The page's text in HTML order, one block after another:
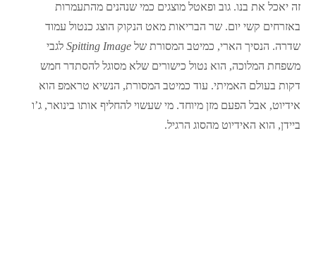
זה יאכל את בנו. גוב ופאטל מוצגים כמי שנהנים מהתעמרות
באזרחים קשי יום. שר הבריאות מאט הנקוק הוצג כנטול עמוד
שדרה. הנסיך הארי, כמיטב המסורת שלSpitting Image לגבי
משפחת המלוכה, הוא נטול כישורים שלא מסוגל להסתדר חמש
דקות בעולם האמיתי. עוד כמיטב המסורת, הנשיא טראמפ הוא
אידיוט, אבל הפעם מזן מיוחד. מי שעשוי להחליף אותו בינואר, ג’ו
ביידן, הוא האידיוט מהסוג הרגיל.